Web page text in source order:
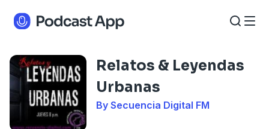
Relatos & Leyendas
Urbanas
By Secuencia Digital FM